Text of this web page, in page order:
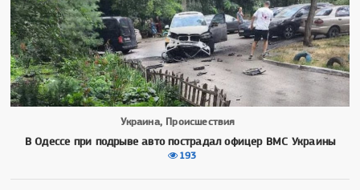
Украина, Происшествия
В Одессе при подрыве авто пострадал офицер ВМС Украины
193